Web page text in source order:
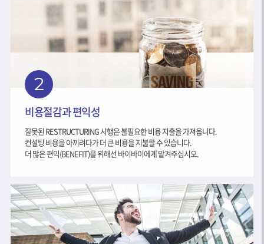
2
비용절감과 편익성
잘못된 RESTRUCTURING 시행은 불필요한 비용 지출을 가져옵니다.
컨설팅 비용을 아끼려다가 더 큰 비용을 지불할 수 있습니다.
더 많은 편익(BENEFIT)을 위해선 바이바이에게 맡겨주십시오.